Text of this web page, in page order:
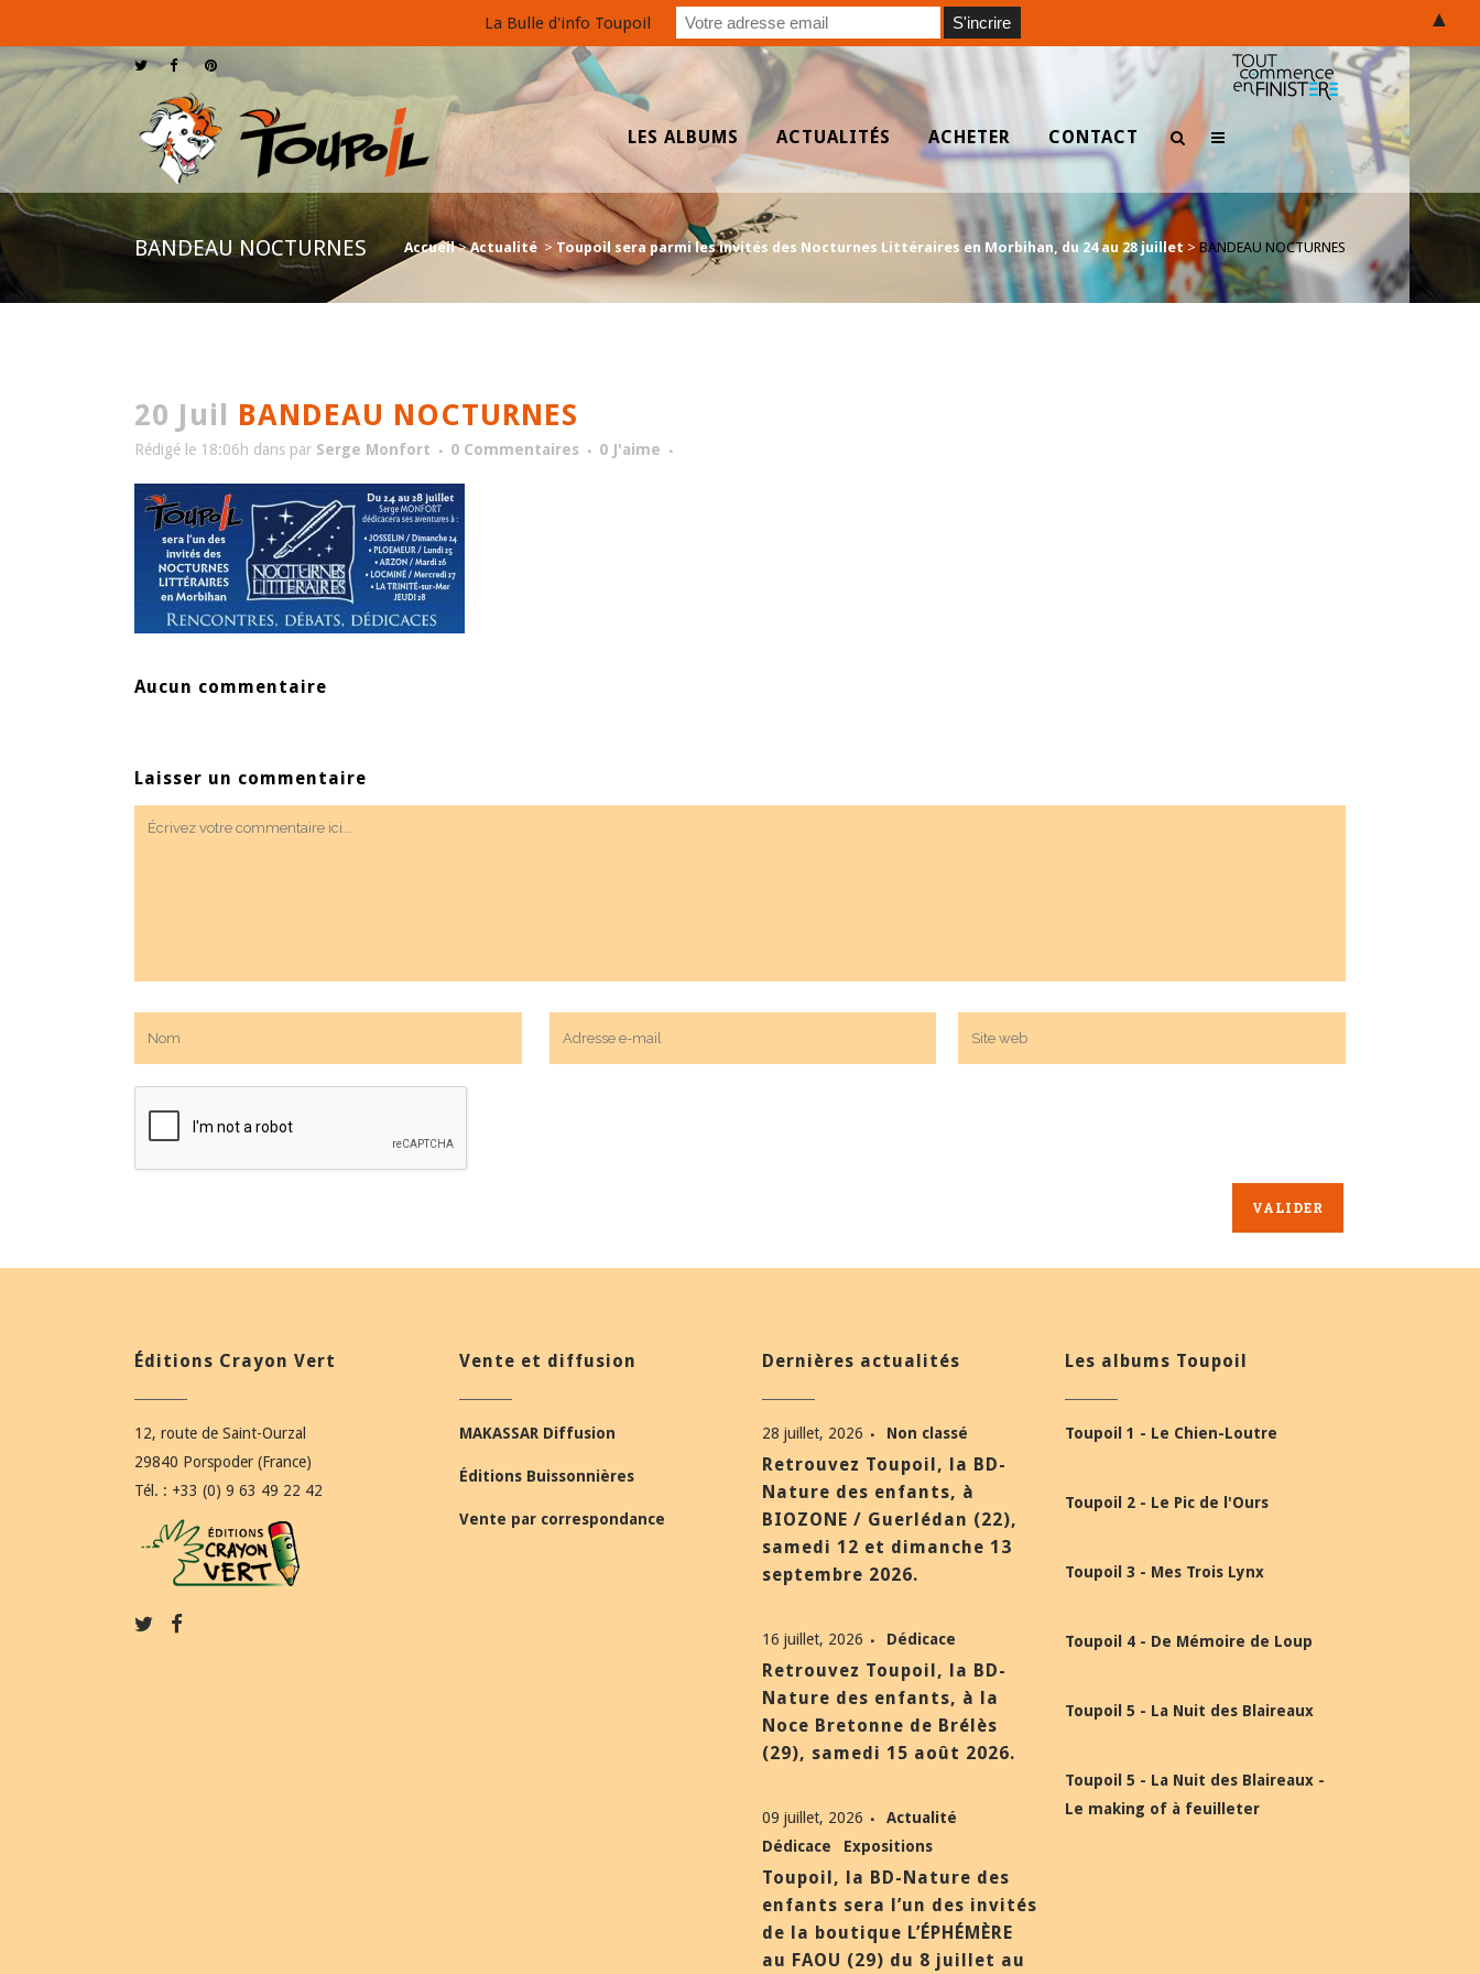
LES ALBUMS ACTUALITÉS ACHETER CONTACT
BANDEAU NOCTURNES Accueil>Actualité > Toupoil sera parmi les invités des Nocturnes Littéraires en Morbihan, du 24 au 28 juillet >BANDEAU NOCTURNES
20 Juil BANDEAU NOCTURNES
Rédigé le 18:06h dans par Serge Monfort 0 Commentaires 0 J'aime
Aucun commentaire
Laisser un commentaire
Éditions Crayon Vert
12, route de Saint-Ourzal
29840 Porspoder (France)
Tél. : +33 (0) 9 63 49 22 42
Vente et diffusion
MAKASSAR Diffusion
Éditions Buissonnières
Vente par correspondance
Dernières actualités
28 juillet, 2026 Non classé
Retrouvez Toupoil, la BD-
Nature des enfants, à
BIOZONE / Guerlédan (22),
samedi 12 et dimanche 13
septembre 2026.
16 juillet, 2026 Dédicace
Retrouvez Toupoil, la BD-
Nature des enfants, à la
Noce Bretonne de Brélès
(29), samedi 15 août 2026.
09 juillet, 2026
Actualité
Dédicace
Expositions
Toupoil, la BD-Nature des
enfants sera l’un des invités
de la boutique L’ÉPHÉMÈRE
au FAOU (29) du 8 juillet au
Les albums Toupoil
Toupoil 1 - Le Chien-Loutre
Toupoil 2 - Le Pic de l'Ours
Toupoil 3 - Mes Trois Lynx
Toupoil 4 - De Mémoire de Loup
Toupoil 5 - La Nuit des Blaireaux
Toupoil 5 - La Nuit des Blaireaux -
Le making of à feuilleter
La Bulle d'info Toupoil ▲